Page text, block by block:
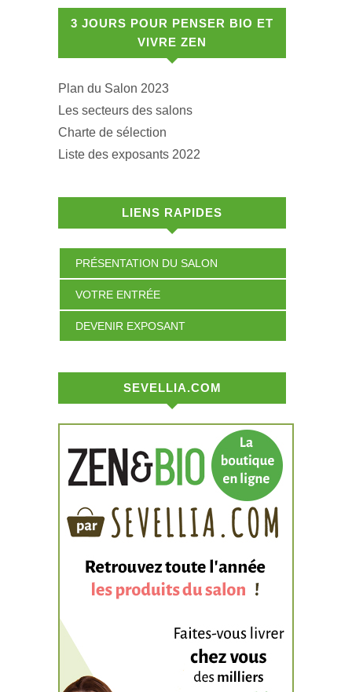
3 JOURS POUR PENSER BIO ET
VIVRE ZEN
Plan du Salon 2023
Les secteurs des salons
Charte de sélection
Liste des exposants 2022
LIENS RAPIDES
PRÉSENTATION DU SALON
VOTRE ENTRÉE
DEVENIR EXPOSANT
SEVELLIA.COM